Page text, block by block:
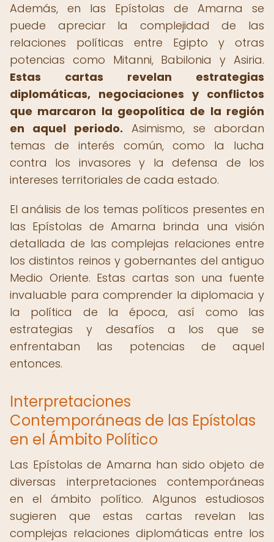
Además, en las Epístolas de Amarna se
puede apreciar la complejidad de las
relaciones políticas entre Egipto y otras
potencias como Mitanni, Babilonia y Asiria.
Estas cartas revelan estrategias
diplomáticas, negociaciones y conflictos
que marcaron la geopolítica de la región
en aquel periodo. Asimismo, se abordan
temas de interés común, como la lucha
contra los invasores y la defensa de los
intereses territoriales de cada estado.
El análisis de los temas políticos presentes en
las Epístolas de Amarna brinda una visión
detallada de las complejas relaciones entre
los distintos reinos y gobernantes del antiguo
Medio Oriente. Estas cartas son una fuente
invaluable para comprender la diplomacia y
la política de la época, así como las
estrategias y desafíos a los que se
enfrentaban las potencias de aquel
entonces.
Interpretaciones
Contemporáneas de las Epístolas
en el Ámbito Político
Las Epístolas de Amarna han sido objeto de
diversas interpretaciones contemporáneas
en el ámbito político. Algunos estudiosos
sugieren que estas cartas revelan las
complejas relaciones diplomáticas entre los